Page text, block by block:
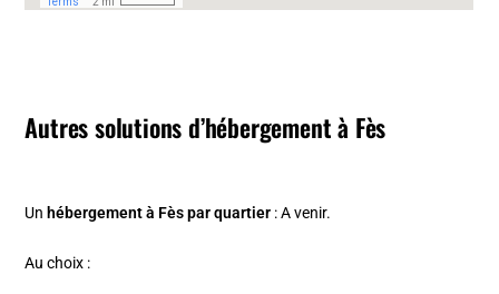
Autres solutions d’hébergement à Fès
Unhébergement à Fès par quartier : A venir.
Au choix :